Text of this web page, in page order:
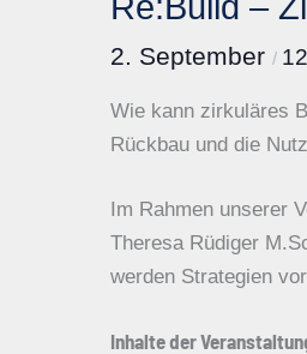
2. September /
Wie kann zirkuläres
Rückbau und die
Im Rahmen unserer
Theresa Rüdiger
werden Strategien
Inhalte der